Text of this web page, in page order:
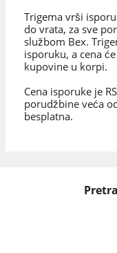
Trigema vrši
do vrata, za sve
službom Bex.
isporuku, a cena
kupovine u korpi.
Cena isporuke je
porudžbine veća
besplatna.